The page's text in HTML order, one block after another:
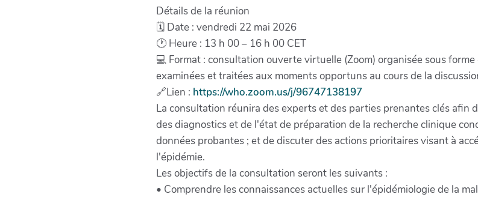
Détails de la réunion
🗓 Date : vendredi 22 mai 2026
🕐 Heure : 13 h 00 – 16 h 00 CET
💻 Format : consultation ouverte virtuelle (Zoom) organisée sous
examinées et traitées aux moments opportuns au cours de la
🔗Lien : https://who.zoom.us/j/96747138197
La consultation réunira des experts et des parties prenantes clés
des diagnostics et de l'état de préparation de la recherche clinique
données probantes ; et de discuter des actions prioritaires visant à
l'épidémie.
Les objectifs de la consultation seront les suivants :
• Comprendre les connaissances actuelles sur l'épidémiologie de la